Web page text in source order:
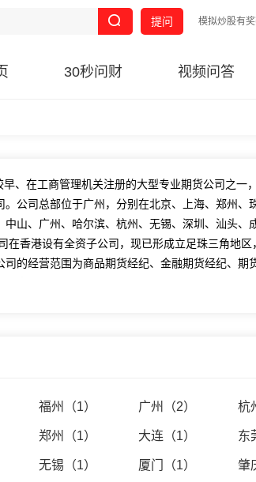
模拟炒股有
提问
30秒问财 视频问答
、在工商管理机关注册的大型专业期货公司之一
公司总部位于广州，分别在北京、上海、郑州、
山、广州、哈尔滨、杭州、无锡、深圳、汕头、
在香港设有全资子公司，现已形成立足珠三角地
的经营范围为商品期货经纪、金融期货经纪、期
率等衍生品业务。
位、中国证监会证券期货业信息化工作专家委员
新、图强”的经营理念，十分注重健全内部管理体
福州（1） 广州（2） 杭
郑州（1） 大连（1） 东
无锡（1） 厦门（1） 肇